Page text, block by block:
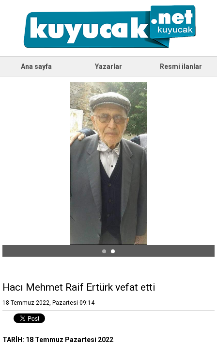
Ana sayfa Yazarlar Resmi ilanlar
Hacı Mehmet Raif Ertürk vefat etti
18 Temmuz 2022, Pazartesi 09:14
TARİH: 18 Temmuz Pazartesi 2022